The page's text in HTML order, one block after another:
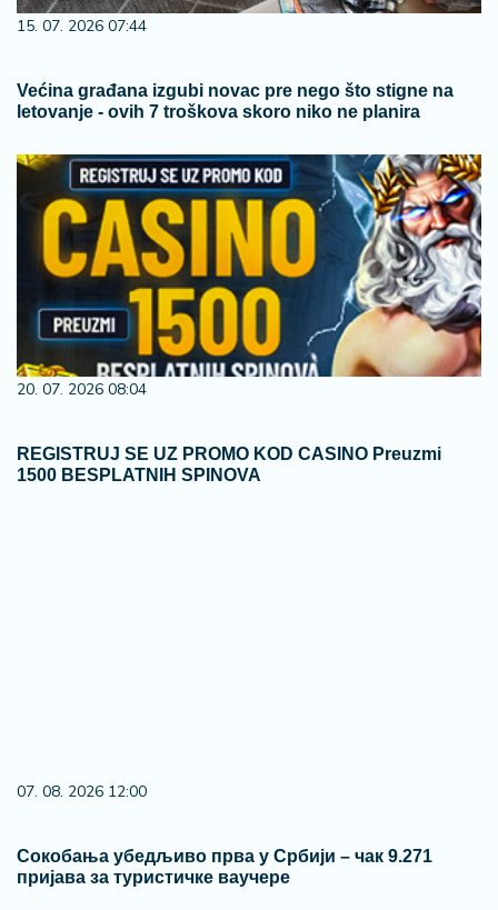
15. 07. 2026 07:44
Većina građana izgubi novac pre nego što stigne na
letovanje - ovih 7 troškova skoro niko ne planira
20. 07. 2026 08:04
REGISTRUJ SE UZ PROMO KOD CASINO Preuzmi
1500 BESPLATNIH SPINOVA
07. 08. 2026 12:00
Сокобања убедљиво прва у Србији – чак 9.271
пријава за туристичке ваучере